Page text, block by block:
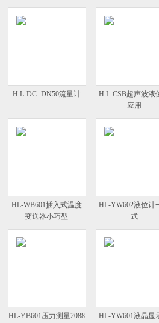
H L-DC- DN50流量计
H L-CSB超声波液
应用
HL-WB601插入式温度
变送器小巧型
HL-YW602液位计
式
HL-YB601压力测量2088
HL-YW601液晶显